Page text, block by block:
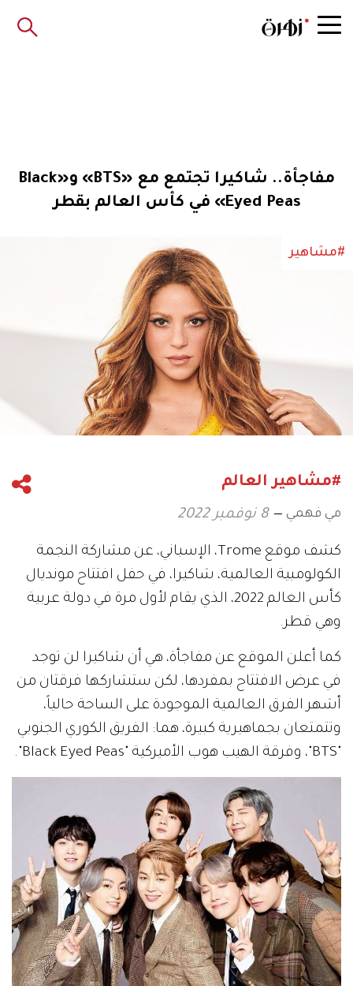
مفاجأة.. شاكيرا تجتمع مع «BTS» و«Black
Eyed Peas» في كأس العالم بقطر
#مشاهير
#مشاهير العالم
مي فهمي 8 نوفمبر 2022
كشف موقع Trome، الإسباني، عن مشاركة النجمة
الكولومبية العالمية، شاكيرا، في حفل افتتاح مونديال
كأس العالم 2022، الذي يقام لأول مرة في دولة عربية
وهي قطر.
كما أعلن الموقع عن مفاجأة، هي أن شاكيرا لن توجد
في عرض الافتتاح بمفردها، لكن ستشاركها فرقتان من
أشهر الفرق العالمية الموجودة على الساحة حالياً،
وتتمتعان بجماهيرية كبيرة، هما: الفريق الكوري الجنوبي
"BTS"، وفرقة الهيب هوب الأميركية "Black Eyed Peas".